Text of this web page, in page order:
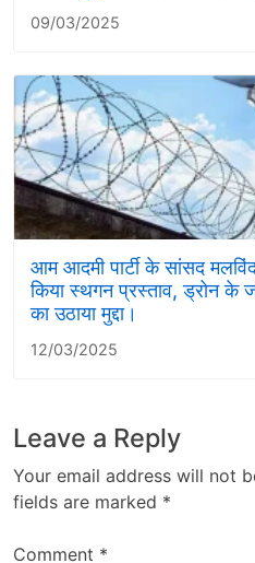
09/03/2025
आम आदमी पार्टी के सांसद
किया स्थगन प्रस्ताव, ड्रोन के
का उठाया मुद्दा।
12/03/2025
Leave a Reply
Your email address will not
fields are marked *
Comment *